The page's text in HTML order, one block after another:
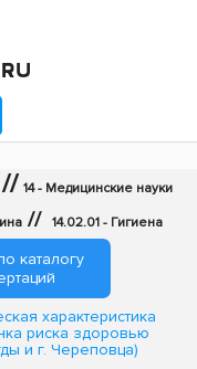
// 14 - Медицинские науки
// 14.02.01 - Гигиена
каталогу
характеристика
риска здоровью
и г. Череповца)